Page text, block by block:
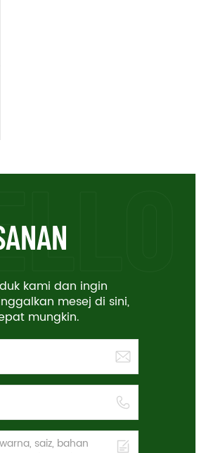
kami dan ingin
mesej di sini,
mungkin.